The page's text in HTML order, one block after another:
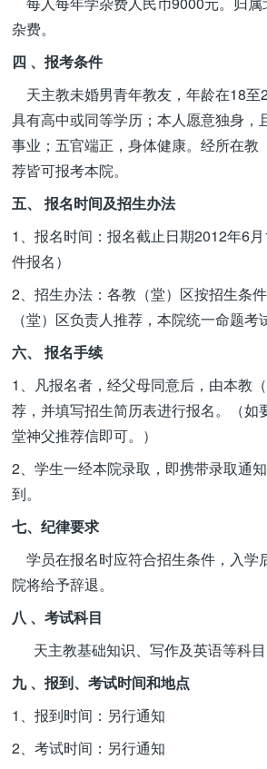
杂费。
四 、报考条件
天主教未婚男青年教友，年龄在18至
具有高中或同等学历；本人愿意独身，
事业；五官端正，身体健康。经所在教
荐皆可报考本院。
五、 报名时间及招生办法
1、报名时间：报名截止日期2012年6
件报名）
2、招生办法：各教（堂）区按招生条
（堂）区负责人推荐，本院统一命题考
六、 报名手续
1、凡报名者，经父母同意后，由本教
荐，并填写招生简历表进行报名。（如
堂神父推荐信即可。）
2、学生一经本院录取，即携带录取通
到。
七、纪律要求
学员在报名时应符合招生条件，入学
院将给予辞退。
八 、考试科目
天主教基础知识、写作及英语等科目
九 、报到、考试时间和地点
1、报到时间：另行通知
2、考试时间：另行通知